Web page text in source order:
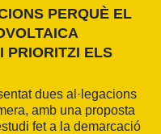
PERQUÈ EL
PRIORITZI ELS
dues al·legacions
amb una proposta
fet a la demarcació